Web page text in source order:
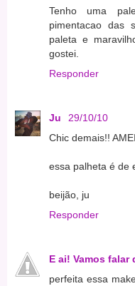
Tenho uma
pimentacao das
paleta e
gostei.
Responder
Ju
29/10/10
Chic demais!!
essa palheta é de
beijão, ju
Responder
E ai! Vamos falar
perfeita essa